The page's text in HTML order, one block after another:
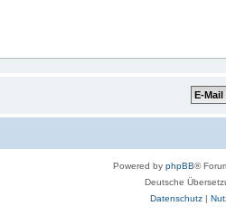
Powered by phpBB®
Deutsche
Datenschutz|